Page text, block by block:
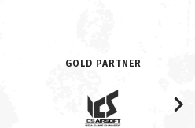
GOLD PARTNER